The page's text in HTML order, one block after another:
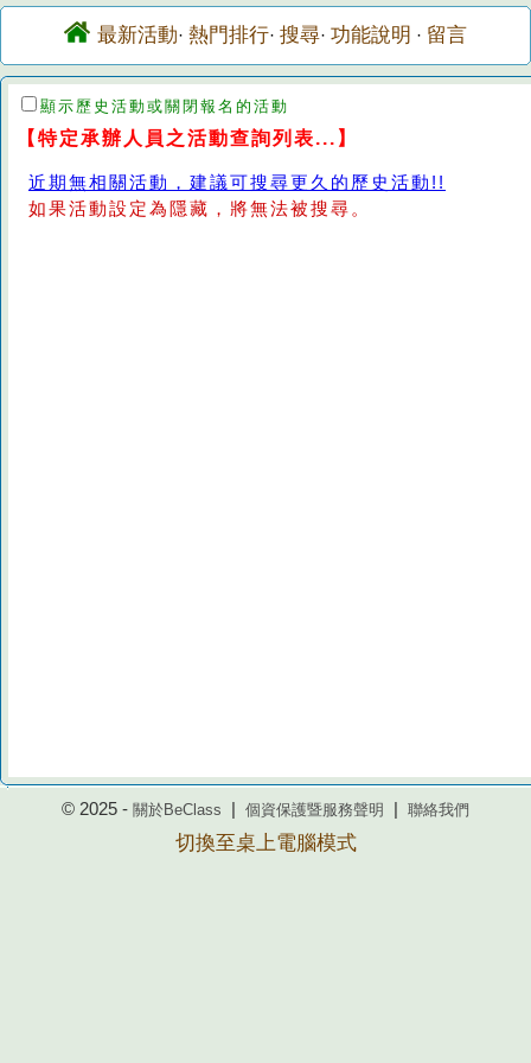
最新活動· 熱門排行· 搜尋· 功能說明 · 留言
顯示歷史活動或關閉報名的活動
【特定承辦人員之活動查詢列表...】
近期無相關活動，建議可搜尋更久的歷史活動!!
如果活動設定為隱藏，將無法被搜尋。
© 2025 - 關於BeClass 個資保護暨服務聲明 聯絡我們
切換至桌上電腦模式